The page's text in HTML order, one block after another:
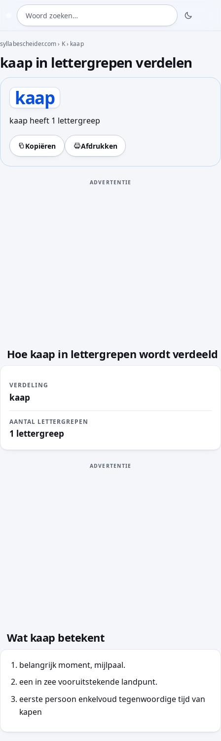
Woord zoeken
syllabescheider.com› K› kaap
kaap in lettergrepen verdelen
kaap
kaap heeft 1 lettergreep
Kopiëren Afdrukken
ADVERTENTIE
Hoe kaap in lettergrepen wordt verdeeld
VERDELING
kaap
AANTAL LETTERGREPEN
1 lettergreep
ADVERTENTIE
Wat kaap betekent
belangrijk moment, mijlpaal.
een in zee vooruitstekende landpunt.
eerste persoon enkelvoud tegenwoordige tijd van
kapen